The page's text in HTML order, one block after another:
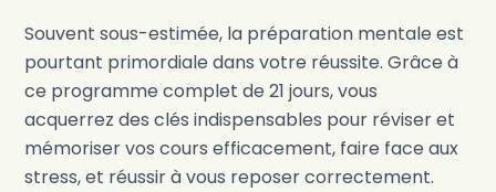
Souvent sous-estimée, la préparation mentale est
pourtant primordiale dans votre réussite. Grâce à
ce programme complet de 21 jours, vous
acquerrez des clés indispensables pour réviser et
mémoriser vos cours efficacement, faire face aux
stress, et réussir à vous reposer correctement.